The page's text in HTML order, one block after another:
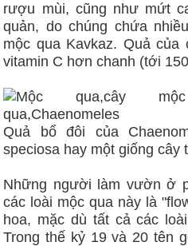
rượu mùi, cũng như mứt
quản, do chúng chứa
mộc qua Kavkaz. Quả của
vitamin C hơn chanh (tới
Quả bổ đôi của
speciosa hay một giống cây
Những người làm vườn ở
các loài mộc qua này là
hoa, mặc dù tất cả các
Trong thế kỷ 19 và 20 tên